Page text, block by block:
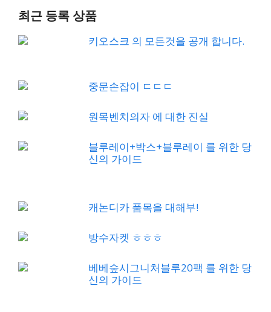
최근 등록 상품
키오스크 의 모든것을 공개 합니다.
중문손잡이 ㄷㄷㄷ
원목벤치의자 에 대한 진실
블루레이+박스+블루레이 를 위한 당
신의 가이드
캐논디카 품목을 대해부!
방수자켓 ㅎㅎㅎ
베베숲시그니처블루20팩 를 위한 당
신의 가이드